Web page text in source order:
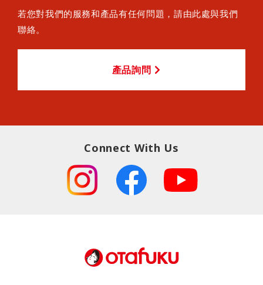
若您對我們的服務和產品有任何問題，請由此處與我們
聯絡。
產品詢問
Connect With Us